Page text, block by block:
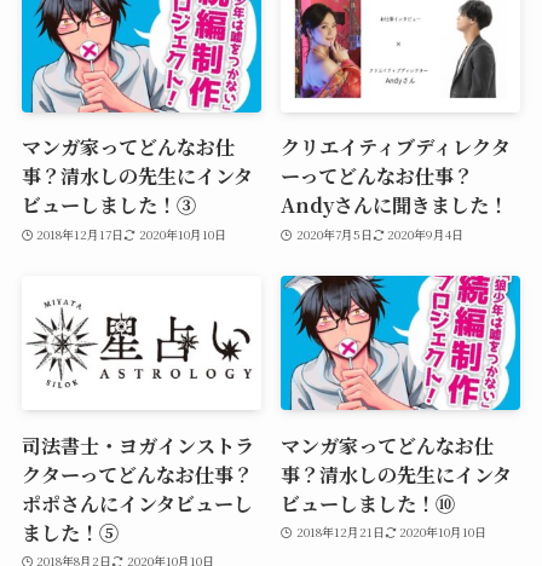
マンガ家ってどんなお仕
事？清水しの先生にインタ
ビューしました！③
2018年12月17日 2020年10月10日
クリエイティブディレクタ
ーってどんなお仕事？
Andyさんに聞きました！
2020年7月5日 2020年9月4日
司法書士・ヨガインストラ
クターってどんなお仕事？
ポポさんにインタビューし
ました！⑤
2018年8月2日 2020年10月10日
マンガ家ってどんなお仕
事？清水しの先生にインタ
ビューしました！⑩
2018年12月21日 2020年10月10日